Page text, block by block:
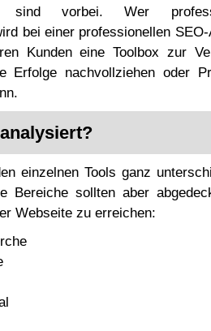
sind vorbei. Wer
bei einer professionellen SEO-
Kunden eine Toolbox zur
Erfolge nachvollziehen oder
einzelnen Tools ganz
Bereiche sollten aber
Webseite zu erreichen: